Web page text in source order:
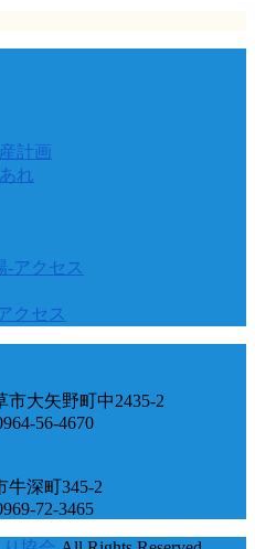
計画
れ
-アクセス
クセス
市大矢野町中2435-2
56-4670
牛深町345-2
72-3465